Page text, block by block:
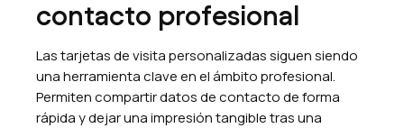
contacto profesional
Las tarjetas de visita personalizadas siguen siendo
una herramienta clave en el ámbito profesional.
Permiten compartir datos de contacto de forma
rápida y dejar una impresión tangible tras una